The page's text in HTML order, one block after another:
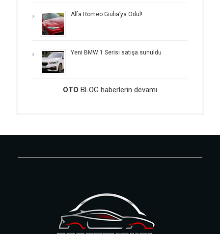
Alfa Romeo Giulia’ya Ödül!
Yeni BMW 1 Serisi satışa sunuldu
OTO BLOG haberlerin devamı